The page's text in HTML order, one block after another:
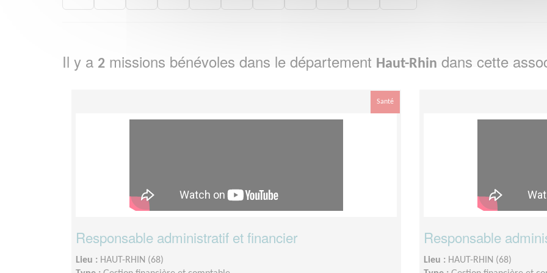
Il y a 2 missions bénévoles dans le département Haut-Rhin dans cette
Santé
Responsable administratif et financier
Lieu : HAUT-RHIN (68)
Responsable
Lieu : HAUT-RHIN (68)